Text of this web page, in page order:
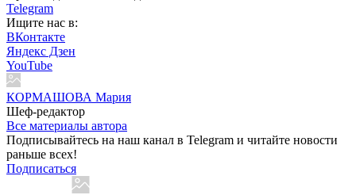
Telegram
Ищите нас в:
ВКонтакте
Яндекс Дзен
YouTube
КОРМАШОВА Мария
Шеф-редактор
Все материалы автора
Подписывайтесь на наш канал в Telegram и читайте новости
раньше всех!
Подписаться